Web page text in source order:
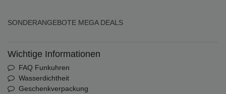
SONDERANGEBOTE MEGA DEALS
Wichtige Informationen
FAQ Funkuhren
Wasserdichtheit
Geschenkverpackung